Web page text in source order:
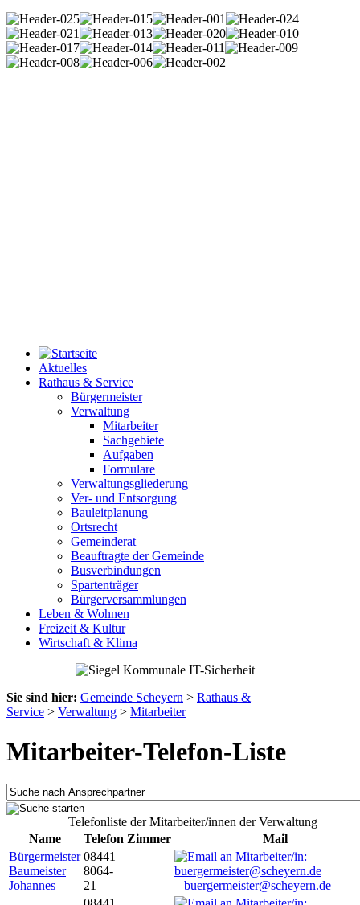
Aktuelles
Rathaus & Service
Bürgermeister
Verwaltung
Mitarbeiter
Sachgebiete
Aufgaben
Formulare
Verwaltungsgliederung
Ver- und Entsorgung
Bauleitplanung
Ortsrecht
Gemeinderat
Beauftragte der Gemeinde
Busverbindungen
Spartenträger
Bürgerversammlungen
Leben & Wohnen
Freizeit & Kultur
Wirtschaft & Klima
Sie sind hier: Gemeinde Scheyern > Rathaus &
Service > Verwaltung > Mitarbeiter
Mitarbeiter-Telefon-Liste
Telefonliste der Mitarbeiter/innen der Verwaltung
Name
Telefon Zimmer
Mail
Bürgermeister
Baumeister
Johannes
08441
8064-
21
buergermeister@scheyern.de